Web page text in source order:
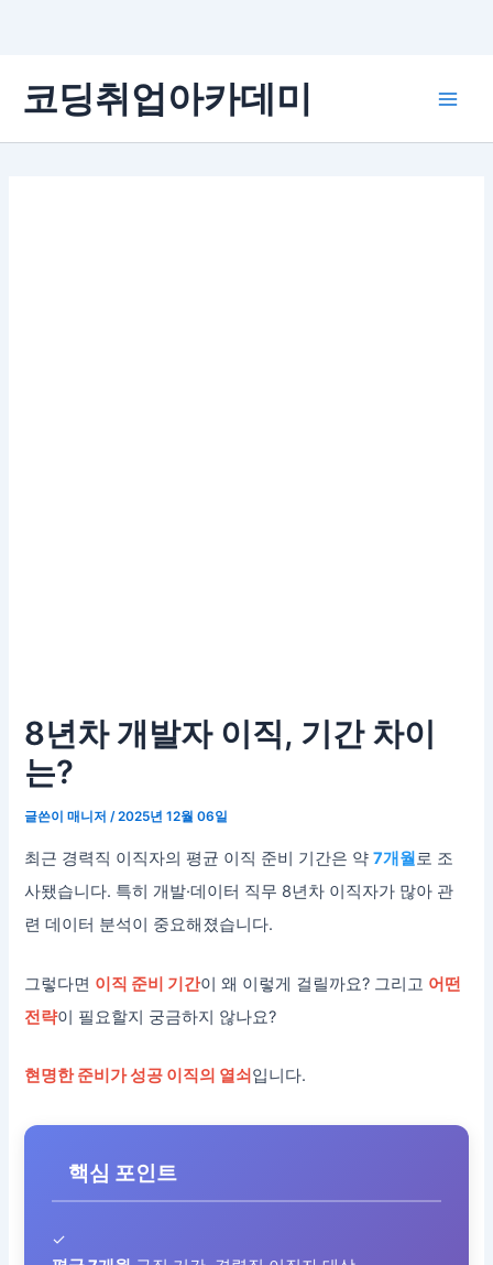
로
코딩취업아카데미
8년차 개발자 이직, 기간 차이
는?
글쓴이매니저 /2025년 12월 06일
최근 경력직 이직자의 평균 이직 준비 기간은 약7개월 로 조
사됐습니다. 특히 개발·데이터 직무 8년차 이직자가 많아 관
련 데이터 분석이 중요해졌습니다.
그렇다면 이직 준비 기간이 왜 이렇게 걸릴까요? 그리고 어떤
전략이 필요할지 궁금하지 않나요?
현명한 준비가 성공 이직의 열쇠입니다.
핵심 포인트
✓